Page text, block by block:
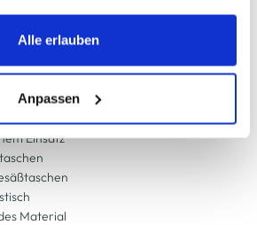
von Drittanbietern für Analyse- oder
nur dann aktiviert, wenn Sie das
erlauben" klicken. Mehr dazu
die Einwilligungserklärung
erfahren Sie in unserem
derDatenschutzerklärung.
Alle erlauben
Anpassen
Quick Dry
von Jim Spencer
und Knopf zu schließen
Einsatz
Material